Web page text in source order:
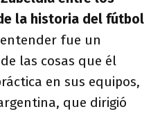
la historia del fútbol
fue un
las cosas que él
en sus equipos,
que dirigió